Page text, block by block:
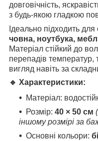
довговічність,
з будь-якою гладкою
Ідеально підходить
човна, ноутбука,
Матеріал стійкий до
перепадів температур,
вигляд навіть за
🔹 Характеристики:
Матеріал:
Розмір: 40 × 50 см
іншому розмірі за
Основні кольори: